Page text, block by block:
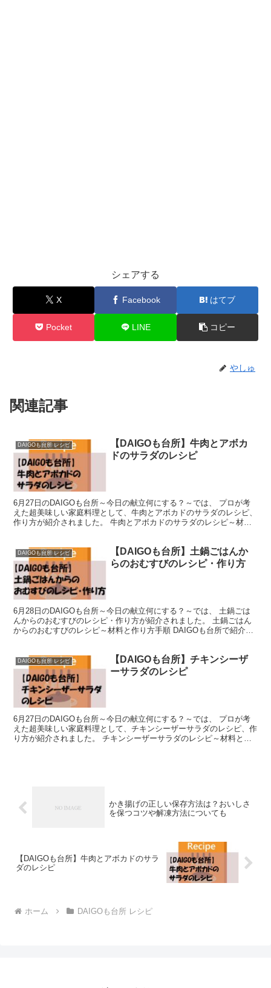
シェアする
X Facebook はてブ
Pocket LINE コピー
やしゅ
関連記事
DAIGOも台所 レシピ
【DAIGOも台所】牛肉とアボカ
ドのサラダのレシピ
6月27日のDAIGOも台所～今日の献立何にする？～では、 プロが考
えた超美味しい家庭料理として、牛肉とアボカドのサラダのレシピ、
作り方が紹介されました。 牛肉とアボカドのサラダのレシピ～材料
DAIGOも台所 レシピ
【DAIGOも台所】土鍋ごはんか
らのおむすびのレシピ・作り方
6月28日のDAIGOも台所～今日の献立何にする？～では、 土鍋ごは
んからのおむすびのレシピ・作り方が紹介されました。 土鍋ごはん
からのおむすびのレシピ～材料と作り方手順 DAIGOも台所で紹介さ
DAIGOも台所 レシピ
【DAIGOも台所】チキンシーザ
ーサラダのレシピ
6月27日のDAIGOも台所～今日の献立何にする？～では、 プロが考
えた超美味しい家庭料理として、チキンシーザーサラダのレシピ、作
り方が紹介されました。 チキンシーザーサラダのレシピ～材料と作
かき揚げの正しい保存方法は？おいしさ
を保つコツや解凍方法についても
【DAIGOも台所】牛肉とアボカドのサラ
ダのレシピ
ホーム DAIGOも台所 レシピ